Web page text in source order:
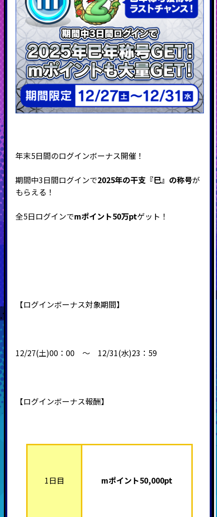
年末5日間のログインボーナス開催！
期間中3日間ログインで2025年の干支『巳』の称号が
もらえる！
全5日ログインでmポイント50万ptゲット！
【ログインボーナス対象期間】
12/27(土)00：00 ～ 12/31(水)23：59
【ログインボーナス報酬】
1日目 mポイント50,000pt